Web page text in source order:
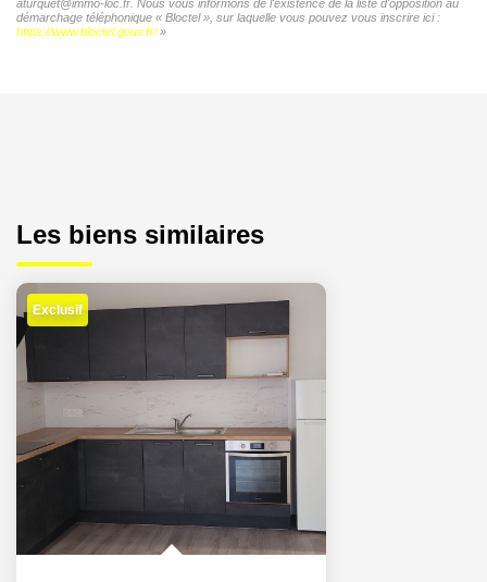
aturquet@immo-loc.fr. Nous vous informons de l'existence de la liste d'opposition au
démarchage téléphonique « Bloctel », sur laquelle vous pouvez vous inscrire ici :
https://www.bloctel.gouv.fr/»
Les biens similaires
Exclusif